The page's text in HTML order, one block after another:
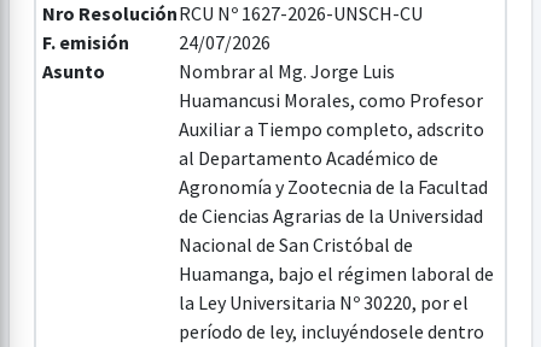
Nro ResoluciónRCU Nº 1627-2026-UNSCH-CU
F. emisión
24/07/2026
Asunto
Nombrar al Mg. Jorge Luis
Huamancusi Morales, como Profesor
Auxiliar a Tiempo completo, adscrito
al Departamento Académico de
Agronomía y Zootecnia de la Facultad
de Ciencias Agrarias de la Universidad
Nacional de San Cristóbal de
Huamanga, bajo el régimen laboral de
la Ley Universitaria Nº 30220, por el
período de ley, incluyéndosele dentro